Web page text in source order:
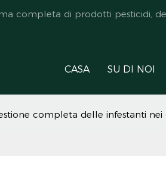
completa di prodotti pesticidi,
CASA SU DI NOI
completa delle infestanti